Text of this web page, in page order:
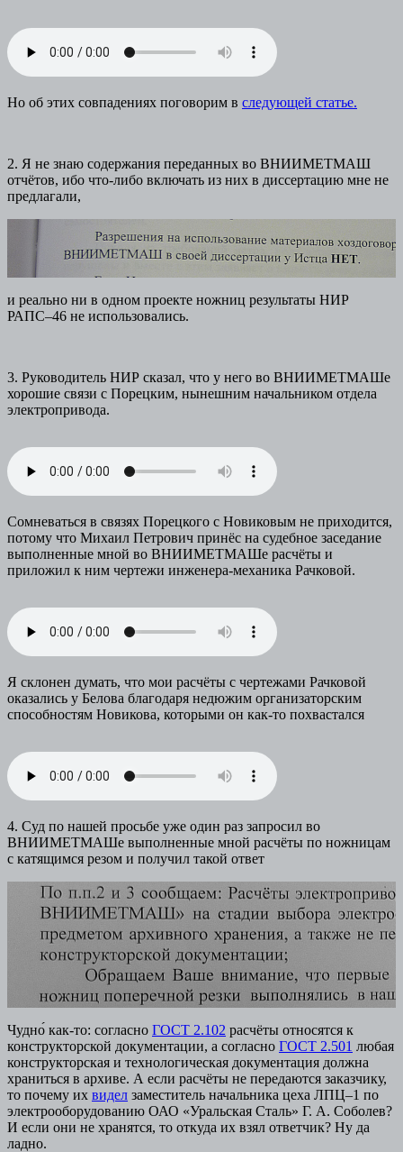
Но об этих совпадениях поговорим в следующей статье.
2. Я не знаю содержания переданных во ВНИИМЕТМАШ
отчётов, ибо что-либо включать из них в диссертацию мне не
предлагали,
и реально ни в одном проекте ножниц результаты НИР
РАПС–46 не использовались.
3. Руководитель НИР сказал, что у него во ВНИИМЕТМАШе
хорошие связи с Порецким, нынешним начальником отдела
электропривода.
Сомневаться в связях Порецкого с Новиковым не приходится,
потому что Михаил Петрович принёс на судебное заседание
выполненные мной во ВНИИМЕТМАШе расчёты и
приложил к ним чертежи инженера-механика Рачковой.
Я склонен думать, что мои расчёты с чертежами Рачковой
оказались у Белова благодаря недюжим организаторским
способностям Новикова, которыми он как-то похвастался
4. Суд по нашей просьбе уже один раз запросил во
ВНИИМЕТМАШе выполненные мной расчёты по ножницам
с катящимся резом и получил такой ответ
Чудно́ как-то: согласно ГОСТ 2.102 расчёты относятся к
конструкторской документации, а согласно ГОСТ 2.501 любая
конструкторская и технологическая документация должна
храниться в архиве. А если расчёты не передаются заказчику,
то почему их видел заместитель начальника цеха ЛПЦ–1 по
электрооборудованию ОАО «Уральская Сталь» Г. А. Соболев?
И если они не хранятся, то откуда их взял ответчик? Ну да
ладно.